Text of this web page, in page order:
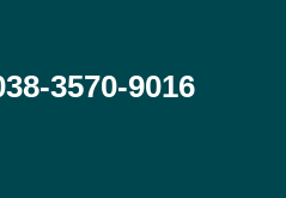
3570-9016